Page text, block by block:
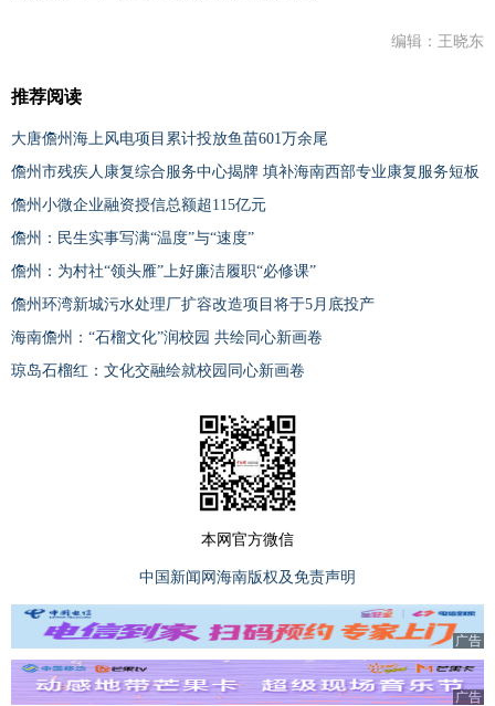
编辑：王晓东
推荐阅读
大唐儋州海上风电项目累计投放鱼苗601万余尾
儋州市残疾人康复综合服务中心揭牌 填补海南西部专业康复服务短板
儋州小微企业融资授信总额超115亿元
儋州：民生实事写满“温度”与“速度”
儋州：为村社“领头雁”上好廉洁履职“必修课”
儋州环湾新城污水处理厂扩容改造项目将于5月底投产
海南儋州：“石榴文化”润校园 共绘同心新画卷
琼岛石榴红：文化交融绘就校园同心新画卷
本网官方微信
中国新闻网海南版权及免责声明
广告
广告